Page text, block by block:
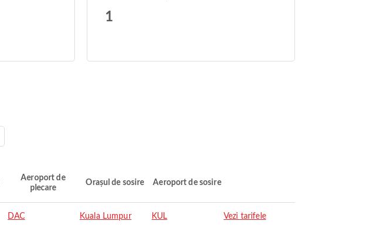
1
Aeroport de
plecare
Orașul de sosire Aeroport de sosire
DAC Kuala Lumpur KUL Vezi tarifele